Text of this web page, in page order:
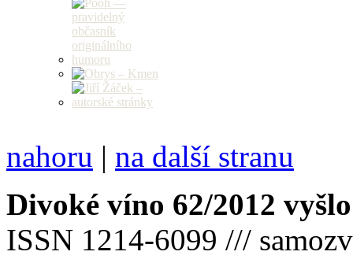
nahoru | na další stranu
Divoké víno 62/2012
ISSN 1214-6099 ///